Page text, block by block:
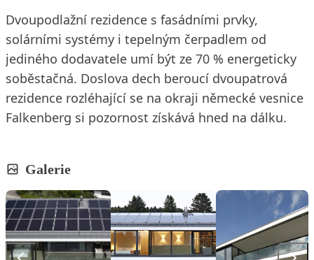
Dvoupodlažní rezidence s fasádními prvky,
solárními systémy i tepelným čerpadlem od
jediného dodavatele umí být ze 70 % energeticky
soběstačná. Doslova dech beroucí dvoupatrová
rezidence rozléhající se na okraji německé vesnice
Falkenberg si pozornost získává hned na dálku.
Galerie